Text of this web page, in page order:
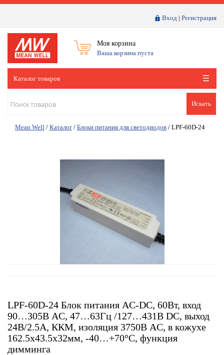
Вход | Регистрация
Моя корзина
Ваша корзина пуста
Каталог товаров
Искать
Mean Well / Каталог / Блоки питания для светодиодов / LPF-60D-24
LPF-60D-24 Блок питания AC-DC, 60Вт, вход
90…305В AC, 47…63Гц /127…431В DC, выход
24В/2.5A, ККМ, изоляция 3750В AC, в кожухе
162.5х43.5х32мм, -40…+70°С, функция
димминга